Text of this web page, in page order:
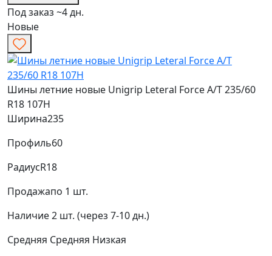
Под заказ ~4 дн.
Новые
Шины летние новые Unigrip Leteral Force A/T 235/60
R18 107H
Ширина235
Профиль60
РадиусR18
Продажапо 1 шт.
Наличие2 шт. (через 7-10 дн.)
Средняя Средняя Низкая